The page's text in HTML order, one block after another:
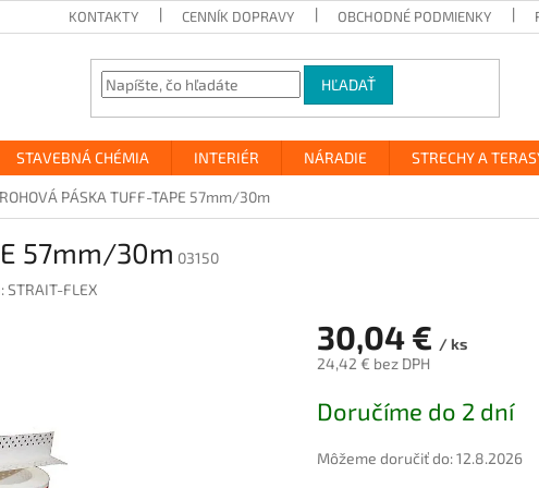
KONTAKTY CENNÍK DOPRAVY OBCHODNÉ PODMIENKY
HĽADAŤ
STAVEBNÁ CHÉMIA INTERIÉR NÁRADIE STRECHY A
ROHOVÁ PÁSKA TUFF-TAPE 57mm/30m
57mm/30m 03150
STRAIT-FLEX
30,04 € / ks
24,42 € bez DPH
cena:
Doručíme do 2 dní
Môžeme doručiť do:12.8.2026